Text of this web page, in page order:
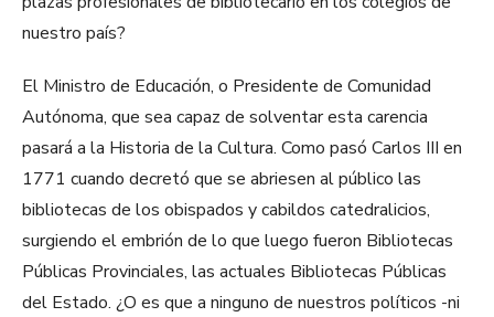
nuestro país?
El Ministro de Educación, o Presidente de Comunidad
Autónoma, que sea capaz de solventar esta carencia
pasará a la Historia de la Cultura. Como pasó Carlos III en
1771 cuando decretó que se abriesen al público las
bibliotecas de los obispados y cabildos catedralicios,
surgiendo el embrión de lo que luego fueron Bibliotecas
Públicas Provinciales, las actuales Bibliotecas Públicas
del Estado. ¿O es que a ninguno de nuestros políticos -ni